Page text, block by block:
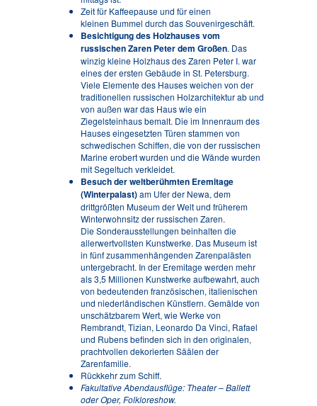
Zeit für Kaffeepause und für einen
kleinen Bummel durch das Souvenirgeschäft.
Besichtigung des Holzhauses vom
russischen Zaren Peter dem Großen. Das
winzig kleine Holzhaus des Zaren Peter I. war
eines der ersten Gebäude in St. Petersburg.
Viele Elemente des Hauses weichen von der
traditionellen russischen Holzarchitektur ab und
von außen war das Haus wie ein
Ziegelsteinhaus bemalt. Die im Innenraum des
Hauses eingesetzten Türen stammen von
schwedischen Schiffen, die von der russischen
Marine erobert wurden und die Wände wurden
mit Segeltuch verkleidet.
Besuch der weltberühmten Eremitage
(Winterpalast)am Ufer der Newa, dem
drittgrößten Museum der Welt und früherem
Winterwohnsitz der russischen Zaren.
Die Sonderausstellungen beinhalten die
allerwertvollsten Kunstwerke. Das Museum ist
in fünf zusammenhängenden Zarenpalästen
untergebracht. In der Eremitage werden mehr
als 3,5 Millionen Kunstwerke aufbewahrt, auch
von bedeutenden französischen, italienischen
und niederländischen Künstlern. Gemälde von
unschätzbarem Wert, wie Werke von
Rembrandt, Tizian, Leonardo Da Vinci, Rafael
und Rubens befinden sich in den originalen,
prachtvollen dekorierten Säälen der
Zarenfamilie.
Rückkehr zum Schiff.
Fakultative Abendausflüge: Theater – Ballett
oder Oper, Folkloreshow.